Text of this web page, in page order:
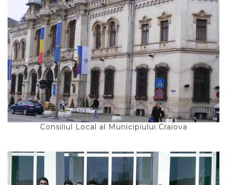
Consiliul Local al Municipiului Craiova